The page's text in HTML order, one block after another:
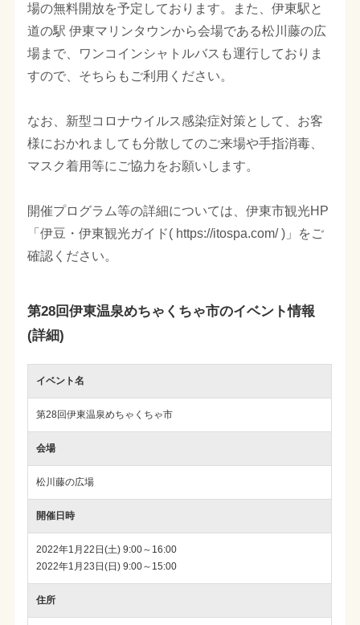
場の無料開放を予定しております。また、伊東駅と
道の駅 伊東マリンタウンから会場である松川藤の広
場まで、ワンコインシャトルバスも運行しておりま
すので、そちらもご利用ください。
なお、新型コロナウイルス感染症対策として、お客
様におかれましても分散してのご来場や手指消毒、
マスク着用等にご協力をお願いします。
開催プログラム等の詳細については、伊東市観光HP
「伊豆・伊東観光ガイド( https://itospa.com/ )」をご
確認ください。
第28回伊東温泉めちゃくちゃ市のイベント情報
(詳細)
イベント名
第28回伊東温泉めちゃくちゃ市
会場
松川藤の広場
開催日時
2022年1月22日(土) 9:00～16:00
2022年1月23日(日) 9:00～15:00
住所